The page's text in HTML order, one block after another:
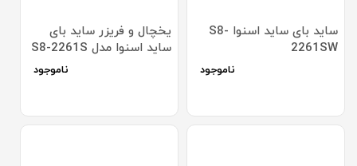
ساید بای ساید اسنوا S8-
2261SW
ناموجود
یخچال و فریزر ساید بای
ساید اسنوا مدل S8-2261S
ناموجود